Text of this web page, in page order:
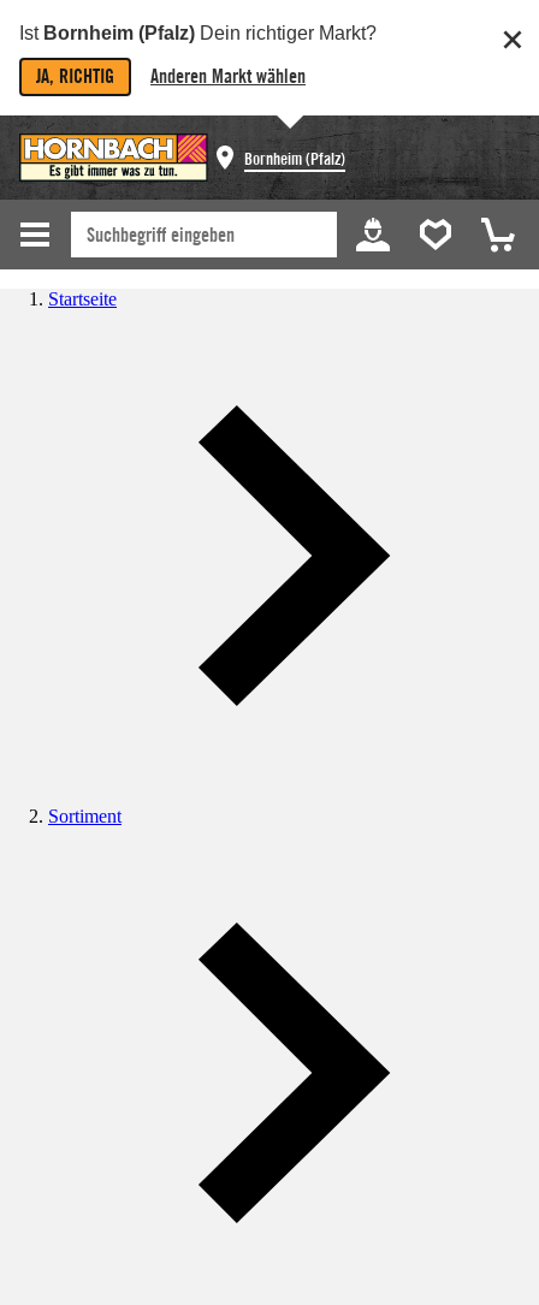
Ist Bornheim (Pfalz) Dein richtiger Markt?
JA, RICHTIG Anderen Markt wählen
Bornheim (Pfalz)
Startseite
Sortiment